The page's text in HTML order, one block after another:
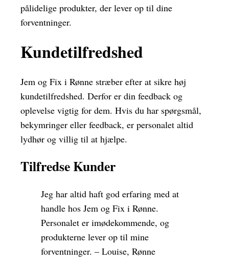
pålidelige produkter, der lever op til dine
forventninger.
Kundetilfredshed
Jem og Fix i Rønne stræber efter at sikre høj
kundetilfredshed. Derfor er din feedback og
oplevelse vigtig for dem. Hvis du har spørgsmål,
bekymringer eller feedback, er personalet altid
lydhør og villig til at hjælpe.
Tilfredse Kunder
Jeg har altid haft god erfaring med at
handle hos Jem og Fix i Rønne.
Personalet er imødekommende, og
produkterne lever op til mine
forventninger. – Louise, Rønne